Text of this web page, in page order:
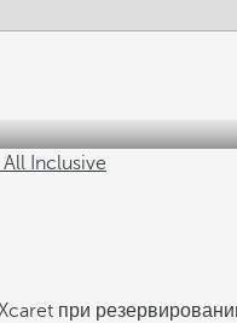
Inclusive
при